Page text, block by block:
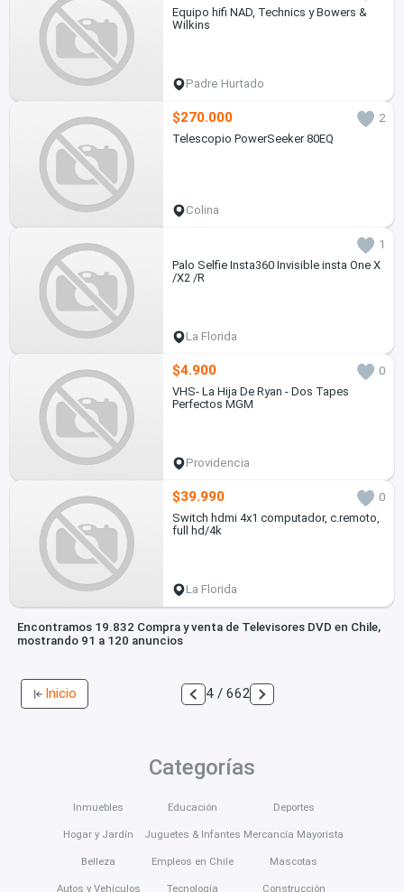
Equipo hifi NAD, Technics y Bowers &
Wilkins
Padre Hurtado
$270.000
2
Telescopio PowerSeeker 80EQ
Colina
1
Palo Selfie Insta360 Invisible insta One X
/X2 /R
La Florida
$4.900
0
VHS- La Hija De Ryan - Dos Tapes
Perfectos MGM
Providencia
$39.990
0
Switch hdmi 4x1 computador, c.remoto,
full hd/4k
La Florida
Encontramos 19.832 Compra y venta de Televisores DVD en Chile,
mostrando 91 a 120 anuncios
Inicio 4 / 662
Categorías
Inmuebles
Hogar y Jardín
Belleza
Autos y Vehículos
Educación
Juguetes & Infantes
Empleos en Chile
Tecnología
Deportes
Mercancía Mayorista
Mascotas
Construcción